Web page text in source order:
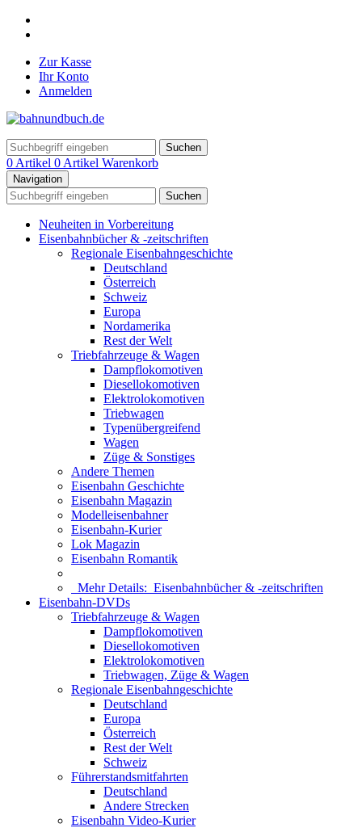
Zur Kasse
Ihr Konto
Anmelden
Suchen
0 Artikel 0 Artikel Warenkorb
Navigation
Suchen
Neuheiten in Vorbereitung
Eisenbahnbücher & -zeitschriften
Regionale Eisenbahngeschichte
Deutschland
Österreich
Schweiz
Europa
Nordamerika
Rest der Welt
Triebfahrzeuge & Wagen
Dampflokomotiven
Diesellokomotiven
Elektrolokomotiven
Triebwagen
Typenübergreifend
Wagen
Züge & Sonstiges
Andere Themen
Eisenbahn Geschichte
Eisenbahn Magazin
Modelleisenbahner
Eisenbahn-Kurier
Lok Magazin
Eisenbahn Romantik
Mehr Details: Eisenbahnbücher & -zeitschriften
Eisenbahn-DVDs
Triebfahrzeuge & Wagen
Dampflokomotiven
Diesellokomotiven
Elektrolokomotiven
Triebwagen, Züge & Wagen
Regionale Eisenbahngeschichte
Deutschland
Europa
Österreich
Rest der Welt
Schweiz
Führerstandsmitfahrten
Deutschland
Andere Strecken
Eisenbahn Video-Kurier